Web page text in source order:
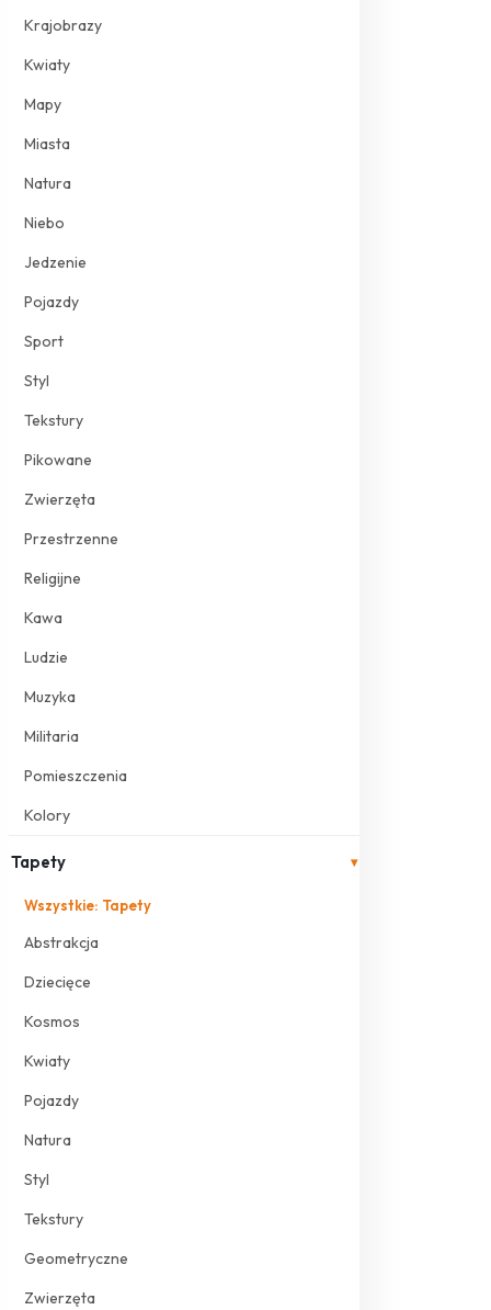
Krajobrazy
Kwiaty
Mapy
Miasta
Natura
Niebo
Jedzenie
Pojazdy
Sport
Styl
Tekstury
Pikowane
Zwierzęta
Przestrzenne
Religijne
Kawa
Ludzie
Muzyka
Militaria
Pomieszczenia
Kolory
Tapety ▾
Wszystkie: Tapety
Abstrakcja
Dziecięce
Kosmos
Kwiaty
Pojazdy
Natura
Styl
Tekstury
Geometryczne
Zwierzęta